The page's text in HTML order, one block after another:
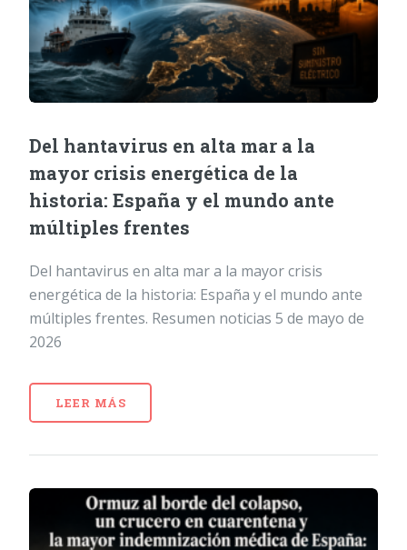
Del hantavirus en alta mar a la
mayor crisis energética de la
historia: España y el mundo ante
múltiples frentes
Del hantavirus en alta mar a la mayor crisis
energética de la historia: España y el mundo ante
múltiples frentes. Resumen noticias 5 de mayo de
2026
LEER MÁS